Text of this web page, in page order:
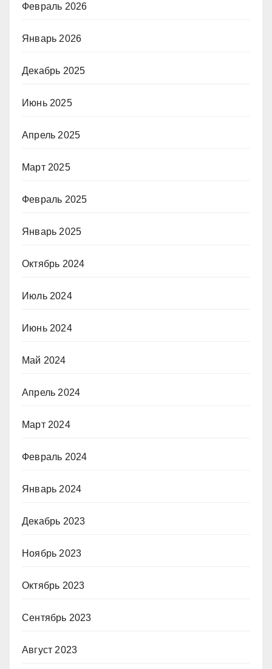
Февраль 2026
Январь 2026
Декабрь 2025
Июнь 2025
Апрель 2025
Март 2025
Февраль 2025
Январь 2025
Октябрь 2024
Июль 2024
Июнь 2024
Май 2024
Апрель 2024
Март 2024
Февраль 2024
Январь 2024
Декабрь 2023
Ноябрь 2023
Октябрь 2023
Сентябрь 2023
Август 2023